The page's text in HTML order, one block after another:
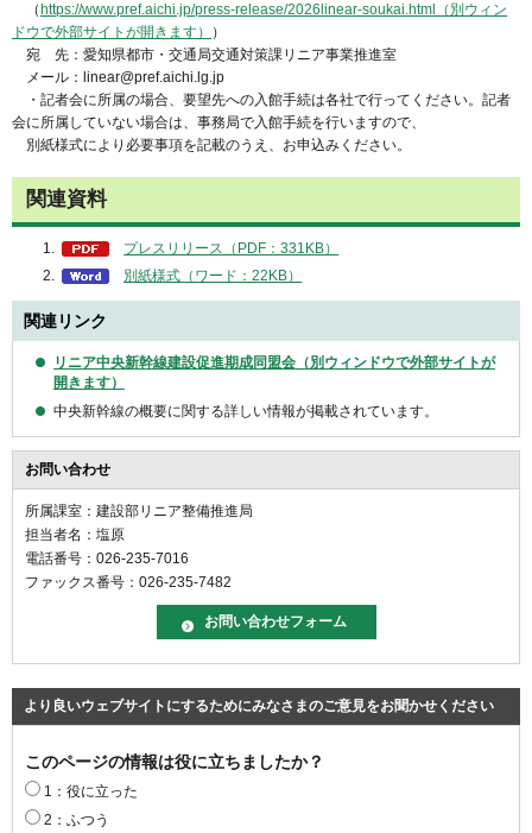
（ https://www.pref.aichi.jp/press-release/2026linear-soukai.html（別ウィン
ドウで外部サイトが開きます）
）
宛 先：愛知県都市・交通局交通対策課リニア事業推進室
メール：linear@pref.aichi.lg.jp
・記者会に所属の場合、要望先への入館手続は各社で行ってください。記者
会に所属していない場合は、事務局で入館手続を行いますので、
別紙様式により必要事項を記載のうえ、お申込みください。
関連資料
プレスリリース（PDF：331KB）
別紙様式（ワード：22KB）
関連リンク
リニア中央新幹線建設促進期成同盟会（別ウィンドウで外部サイトが
開きます）
中央新幹線の概要に関する詳しい情報が掲載されています。
お問い合わせ
所属課室：建設部リニア整備推進局
担当者名：塩原
電話番号：026-235-7016
ファックス番号：026-235-7482
より良いウェブサイトにするためにみなさまのご意見をお聞かせください
このページの情報は役に立ちましたか？
1：役に立った
2：ふつう